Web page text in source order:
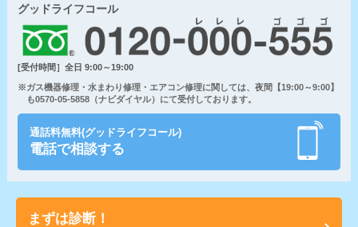
グッドライフコール
[受付時間］全日 9:00～19:00
※ガス機器修理・水まわり修理・エアコン修理に関しては、夜間【19:00～9:00】
も0570-05-5858（ナビダイヤル）にて受付しております。
通話料無料(グッドライフコール)
電話で相談する
まずは診断！